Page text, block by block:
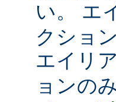
い。 エ
クショ
エイリ
ョンの